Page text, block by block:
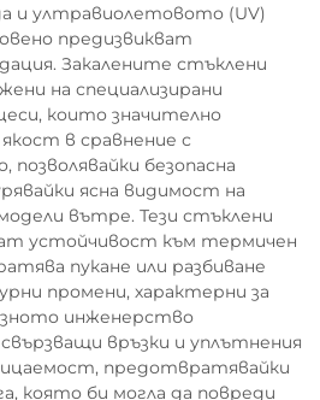
и ултравиолетовото (UV)
предизвикват
Закалените стъклени
на специализирани
които значително
в сравнение с
безопасна
ясна видимост на
вътре. Тези стъклени
устойчивост към термичен
пукане или разбиване
промени, характерни за
инженерство
връзки и уплътнения
предотвратявайки
която би могла да повреди